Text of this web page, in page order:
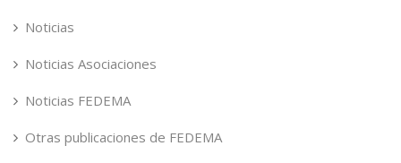
Noticias
Noticias Asociaciones
Noticias FEDEMA
Otras publicaciones de FEDEMA